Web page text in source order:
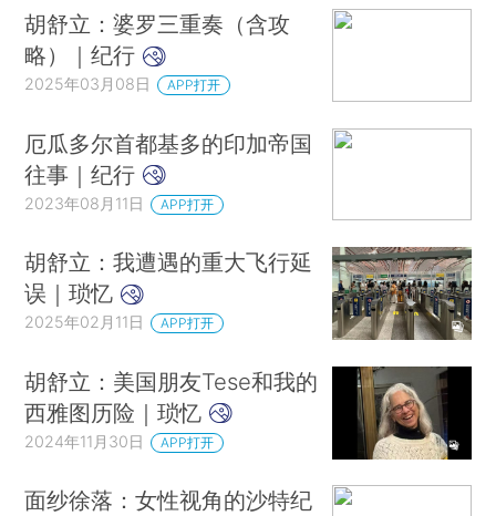
胡舒立：婆罗三重奏（含攻
略）｜纪行
2025年03月08日 APP打开
厄瓜多尔首都基多的印加帝国
往事｜纪行
2023年08月11日 APP打开
胡舒立：我遭遇的重大飞行延
误｜琐忆
2025年02月11日 APP打开
胡舒立：美国朋友Tese和我的
西雅图历险｜琐忆
2024年11月30日 APP打开
面纱徐落：女性视角的沙特纪